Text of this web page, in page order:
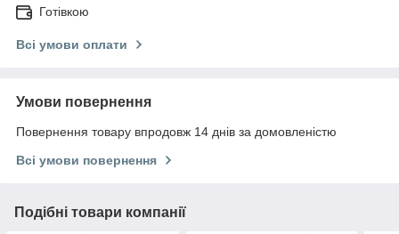
Готівкою
Всі умови оплати
Умови повернення
Повернення товару впродовж 14 днів за домовленістю
Всі умови повернення
Подібні товари компанії